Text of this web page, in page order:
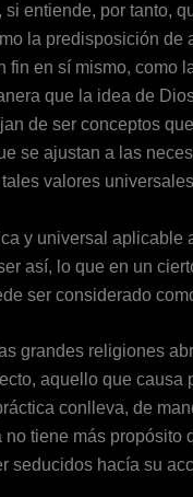
entiende, por tanto,
la predisposición
fin en sí mismo, como
que la idea de
de ser conceptos
se ajustan a las
valores
y universal aplicable
así, lo que en un
ser considerado
grandes religiones
aquello que causa
conlleva, de
tiene más propósito
hacía su